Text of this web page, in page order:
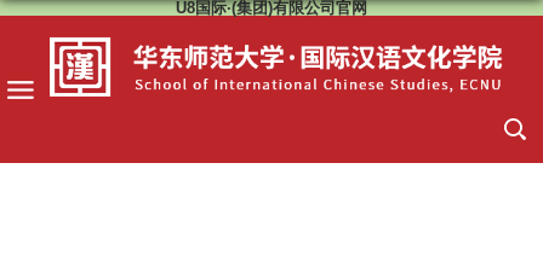
U8国际·(集团)有限公司官网